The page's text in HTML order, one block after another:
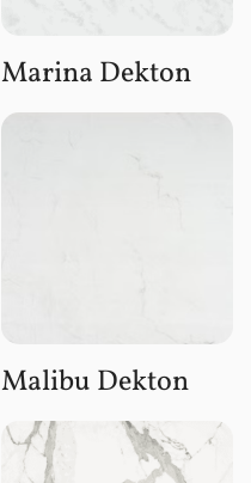
Marina Dekton
Malibu Dekton